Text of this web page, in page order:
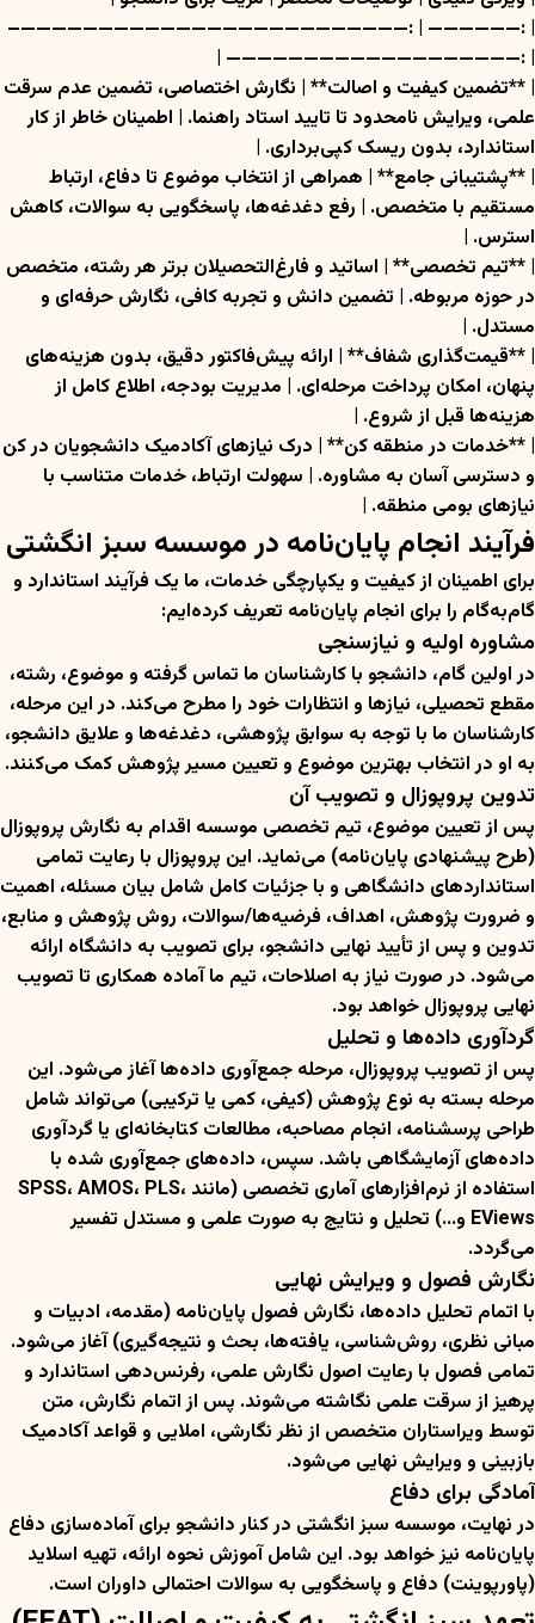
| :—————— | :—————————————————————————–
| :——————————————————— |
| **تضمین کیفیت و اصالت** | نگارش اختصاصی، تضمین عدم سرقت
علمی، ویرایش نامحدود تا تایید استاد راهنما. | اطمینان خاطر از کار
استاندارد، بدون ریسک کپی‌برداری. |
| **پشتیبانی جامع** | همراهی از انتخاب موضوع تا دفاع، ارتباط
مستقیم با متخصص. | رفع دغدغه‌ها، پاسخگویی به سوالات، کاهش
استرس. |
| **تیم تخصصی** | اساتید و فارغ‌التحصیلان برتر هر رشته، متخصص
در حوزه مربوطه. | تضمین دانش و تجربه کافی، نگارش حرفه‌ای و
مستدل. |
| **قیمت‌گذاری شفاف** | ارائه پیش‌فاکتور دقیق، بدون هزینه‌های
پنهان، امکان پرداخت مرحله‌ای. | مدیریت بودجه، اطلاع کامل از
هزینه‌ها قبل از شروع. |
| **خدمات در منطقه کن** | درک نیازهای آکادمیک دانشجویان در کن
و دسترسی آسان به مشاوره. | سهولت ارتباط، خدمات متناسب با
نیازهای بومی منطقه. |
فرآیند انجام پایان‌نامه در موسسه سبز انگشتی
برای اطمینان از کیفیت و یکپارچگی خدمات، ما یک فرآیند استاندارد و
گام‌به‌گام را برای انجام پایان‌نامه تعریف کرده‌ایم:
مشاوره اولیه و نیازسنجی
در اولین گام، دانشجو با کارشناسان ما تماس گرفته و موضوع، رشته،
مقطع تحصیلی، نیازها و انتظارات خود را مطرح می‌کند. در این مرحله،
کارشناسان ما با توجه به سوابق پژوهشی، دغدغه‌ها و علایق دانشجو،
به او در انتخاب بهترین موضوع و تعیین مسیر پژوهش کمک می‌کنند.
تدوین پروپوزال و تصویب آن
پس از تعیین موضوع، تیم تخصصی موسسه اقدام به نگارش پروپوزال
(طرح پیشنهادی پایان‌نامه) می‌نماید. این پروپوزال با رعایت تمامی
استانداردهای دانشگاهی و با جزئیات کامل شامل بیان مسئله، اهمیت
و ضرورت پژوهش، اهداف، فرضیه‌ها/سوالات، روش پژوهش و منابع،
تدوین و پس از تأیید نهایی دانشجو، برای تصویب به دانشگاه ارائه
می‌شود. در صورت نیاز به اصلاحات، تیم ما آماده همکاری تا تصویب
نهایی پروپوزال خواهد بود.
گردآوری داده‌ها و تحلیل
پس از تصویب پروپوزال، مرحله جمع‌آوری داده‌ها آغاز می‌شود. این
مرحله بسته به نوع پژوهش (کیفی، کمی یا ترکیبی) می‌تواند شامل
طراحی پرسشنامه، انجام مصاحبه، مطالعات کتابخانه‌ای یا گردآوری
داده‌های آزمایشگاهی باشد. سپس، داده‌های جمع‌آوری شده با
استفاده از نرم‌افزارهای آماری تخصصی (مانند SPSS، AMOS، PLS،
EViews و…) تحلیل و نتایج به صورت علمی و مستدل تفسیر
می‌گردد.
نگارش فصول و ویرایش نهایی
با اتمام تحلیل داده‌ها، نگارش فصول پایان‌نامه (مقدمه، ادبیات و
مبانی نظری، روش‌شناسی، یافته‌ها، بحث و نتیجه‌گیری) آغاز می‌شود.
تمامی فصول با رعایت اصول نگارش علمی، رفرنس‌دهی استاندارد و
پرهیز از سرقت علمی نگاشته می‌شوند. پس از اتمام نگارش، متن
توسط ویراستاران متخصص از نظر نگارشی، املایی و قواعد آکادمیک
بازبینی و ویرایش نهایی می‌شود.
آمادگی برای دفاع
در نهایت، موسسه سبز انگشتی در کنار دانشجو برای آماده‌سازی دفاع
پایان‌نامه نیز خواهد بود. این شامل آموزش نحوه ارائه، تهیه اسلاید
(پاورپوینت) دفاع و پاسخگویی به سوالات احتمالی داوران است.